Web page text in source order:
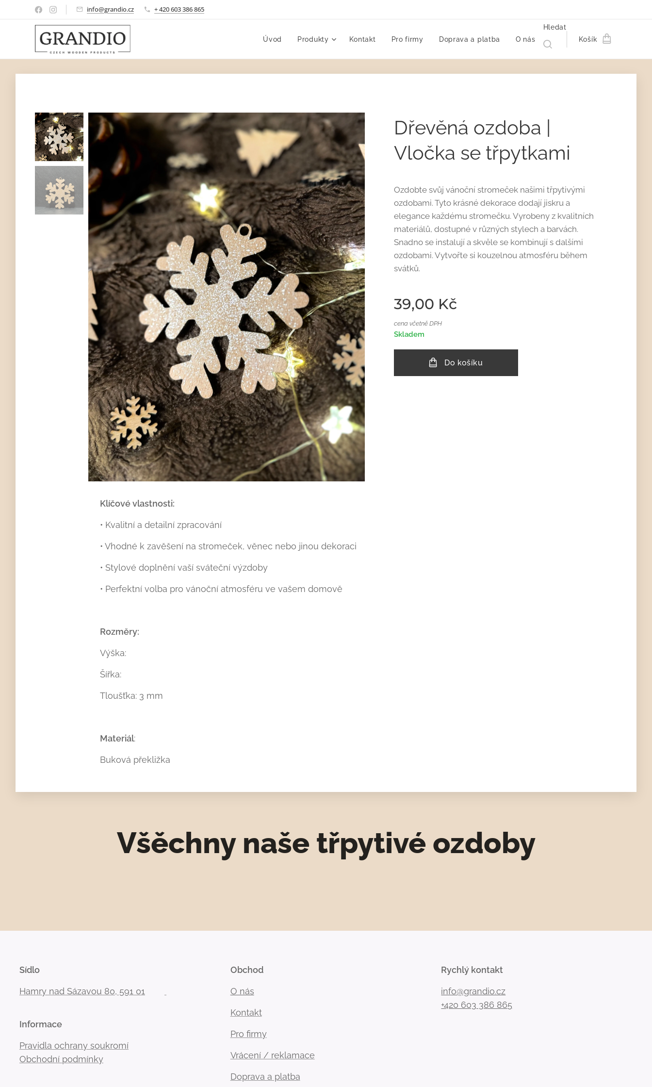
info@grandio.cz + 420 603 386 865
Úvod Produkty Kontakt Pro firmy Doprava a platba O nás
Hledat
Košík
Dřevěná ozdoba |
Vločka se třpytkami
Ozdobte svůj vánoční stromeček našimi třpytivými
ozdobami. Tyto krásné dekorace dodají jiskru a
elegance každému stromečku. Vyrobeny z kvalitních
materiálů, dostupné v různých stylech a barvách.
Snadno se instalují a skvěle se kombinují s dalšími
ozdobami. Vytvořte si kouzelnou atmosféru během
svátků.
39,00 Kč
cena včetně DPH
Skladem
Do košíku
Klíčové vlastnosti:
• Kvalitní a detailní zpracování
• Vhodné k zavěšení na stromeček, věnec nebo jinou dekoraci
• Stylové doplnění vaší sváteční výzdoby
• Perfektní volba pro vánoční atmosféru ve vašem domově
Rozměry:
Výška:
Šířka:
Tloušťka: 3 mm
Materiál:
Buková překližka
Všěchny naše třpytivé ozdoby
Sídlo
Hamry nad Sázavou 80, 591 01
Informace
Pravidla ochrany soukromí
Obchodní podmínky
Obchod
O nás
Kontakt
Pro firmy
Vrácení / reklamace
Doprava a platba
Rychlý kontakt
info@grandio.cz
+420 603 386 865